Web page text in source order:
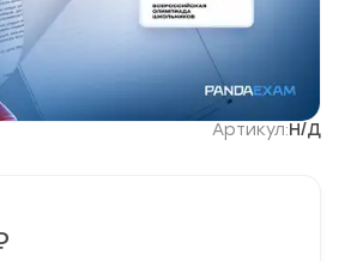
Артикул:Н/Д